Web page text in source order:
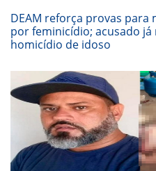
DEAM reforça provas para
por feminicídio; acusado
homicídio de idoso